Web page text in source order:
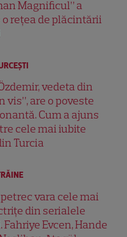
Magnificul” a
rețea de plăcintării
vedeta din
vis”, are o poveste
Cum a ajuns
cele mai iubite
Turcia
vara cele mai
din serialele
Evcen, Hande